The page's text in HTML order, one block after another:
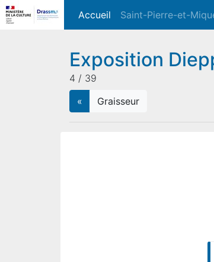
Accueil (current)
Saint-Pierre-et-
Exposition
4 / 39
«
Graisseur